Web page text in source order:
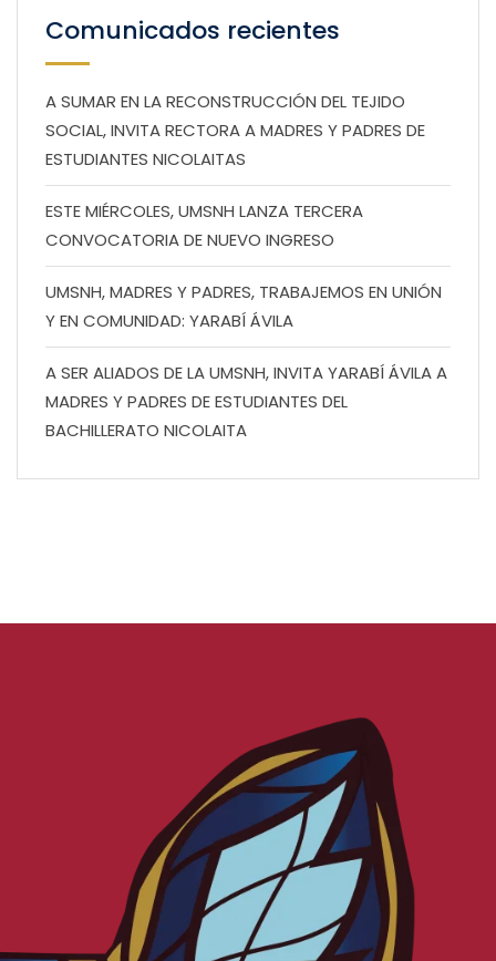
Comunicados recientes
A SUMAR EN LA RECONSTRUCCIÓN DEL TEJIDO
SOCIAL, INVITA RECTORA A MADRES Y PADRES DE
ESTUDIANTES NICOLAITAS
ESTE MIÉRCOLES, UMSNH LANZA TERCERA
CONVOCATORIA DE NUEVO INGRESO
UMSNH, MADRES Y PADRES, TRABAJEMOS EN UNIÓN
Y EN COMUNIDAD: YARABÍ ÁVILA
A SER ALIADOS DE LA UMSNH, INVITA YARABÍ ÁVILA A
MADRES Y PADRES DE ESTUDIANTES DEL
BACHILLERATO NICOLAITA